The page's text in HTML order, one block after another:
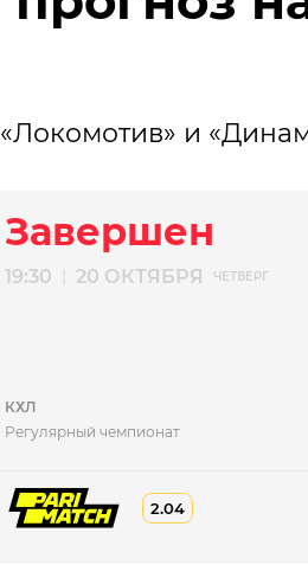
«Локомотив» и
Завершен
19:30 20 ОКТЯБРЯ ЧЕТВЕРГ
КХЛ
Регулярный чемпионат
2.04